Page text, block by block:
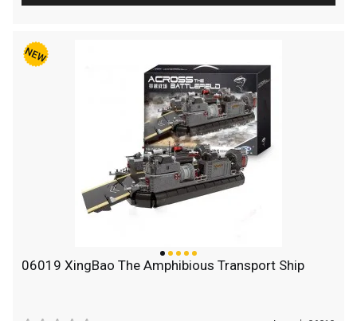
06019 XingBao The Amphibious Transport Ship